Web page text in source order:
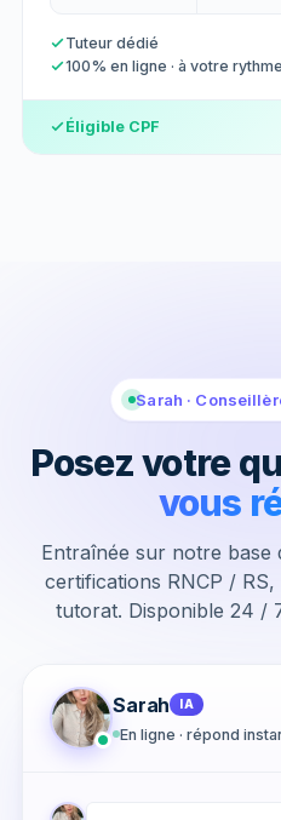
Tuteur dédié
100% en ligne · à votre rythme
Éligible CPF
Sarah ·
Posez votre
vous
Entraînée sur notre base
certifications RNCP /
tutorat. Disponible 24 /
Sarah IA
En ligne · répond